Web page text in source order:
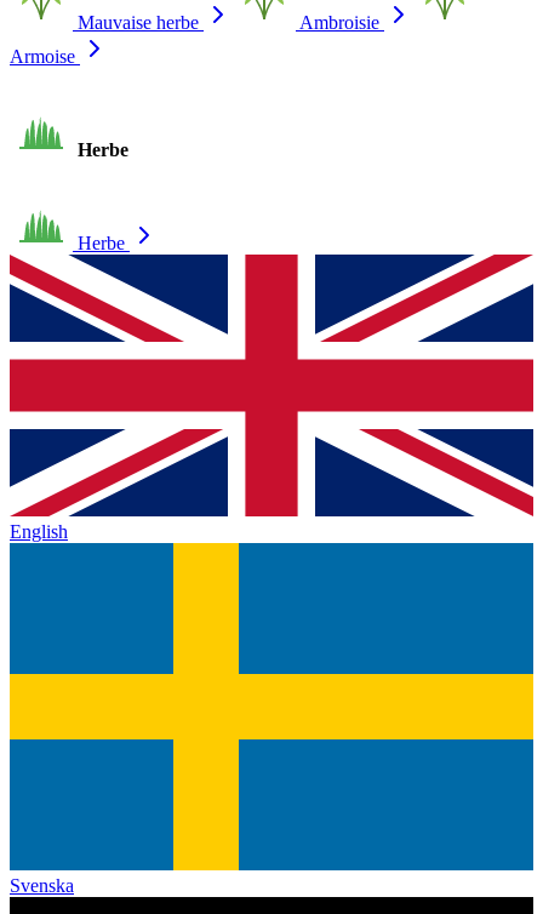
Mauvaise herbe
Ambroisie
Armoise
Herbe
Herbe
English
Svenska